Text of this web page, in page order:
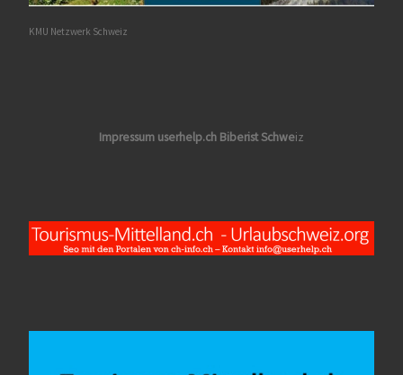
KMU Netzwerk Schweiz
Impressum userhelp.ch Biberist Schweiz